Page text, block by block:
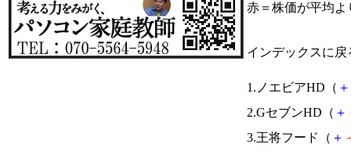
赤＝株価が平均
インデックスに戻
1.ノエビアHD（ ＋
2.GセブンHD（ ＋
3.王将フード（ ＋